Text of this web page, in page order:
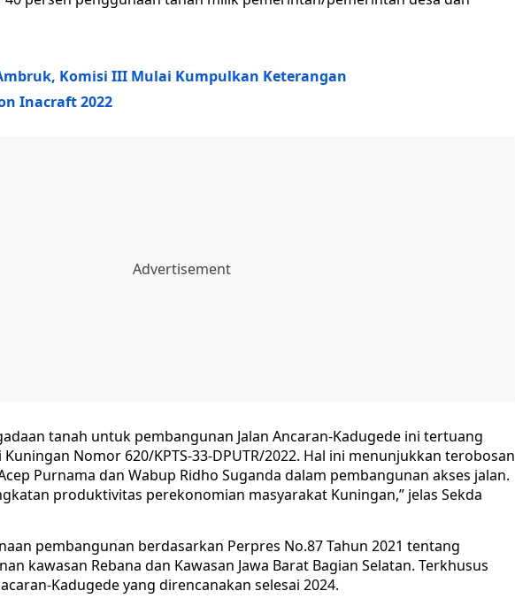
Komisi III Mulai Kumpulkan Keterangan
Inacraft 2022
tanah untuk pembangunan Jalan Ancaran-Kadugede ini tertuang
Nomor 620/KPTS-33-DPUTR/2022. Hal ini menunjukkan terobosan
Purnama dan Wabup Ridho Suganda dalam pembangunan akses jalan.
produktivitas perekonomian masyarakat Kuningan,” jelas Sekda
pembangunan berdasarkan Perpres No.87 Tahun 2021 tentang
kawasan Rebana dan Kawasan Jawa Barat Bagian Selatan. Terkhusus
Kadugede yang direncanakan selesai 2024.